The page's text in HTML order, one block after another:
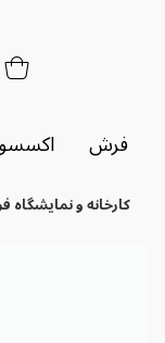
فرش
کارخانه و